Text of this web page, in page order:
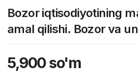
Bozor iqtisodiyotining
amal qilishi. Bozor va
5,900so'm